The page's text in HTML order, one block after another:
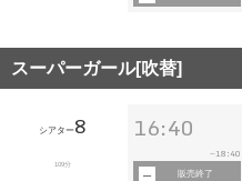
スーパーガール[吹替]
シアター8
109分
16:40
~18:40
販売終了